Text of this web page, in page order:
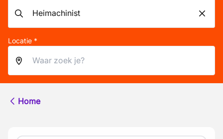
Locatie *
Home